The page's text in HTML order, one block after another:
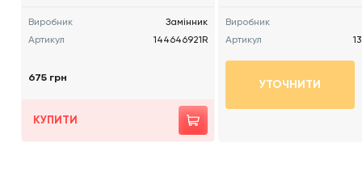
Виробник
Замінник
Артикул
144646921R
675 грн
КУПИТИ
Виробник
Артикул
УТОЧНИТИ